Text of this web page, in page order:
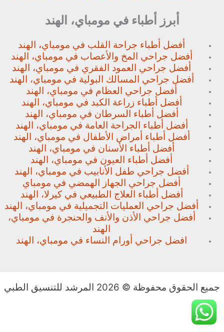
أبرز أطباء في مومباي، الهند
أفضل أطباء جراحة القلب في مومباي، الهند
أفضل جراحي المخ والأعصاب في مومباي، الهند
أفضل جراحي العمود الفقري في مومباي، الهند
أفضل جراحي المسالك البولية في مومباي، الهند
أفضل جراحي العظام في مومباي، الهند
أفضل أطباء زراعة الكبد في مومباي، الهند
أفضل أطباء السرطان في مومباي، الهند
أفضل أطباء الجراحة العامة في مومباي، الهند
أفضل أطباء أمراض الأطفال في مومباي، الهند
أفضل أطباء الأسنان في مومباي، الهند
أفضل أطباء العيون في مومباي، الهند
أفضل جراحي طفل الأنابيب في مومباي، الهند
أفضل جراحي الجهاز الهمضي في مومباي
أفضل أطباء العلاج الطبيعي في كيرلا، الهند
أفضل جراحي العمليات التجميلية في مومباي، الهند
أفضل جراحي الأذن والأنف والحنجرة في مومباي،
الهند
افضل جراحي أورام النساء في مومباي، الهند
جميع الحقوق محفوظة © 2026 المرشد للتنسيق الطبي